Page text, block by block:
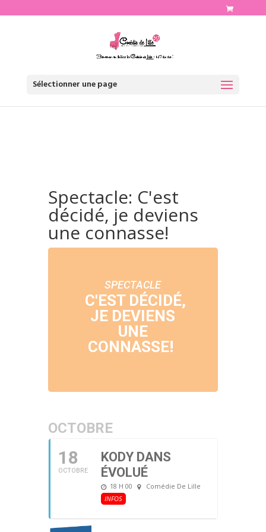
Sélectionner une page
Spectacle: C'est
décidé, je deviens
une connasse!
SPECTACLE
C'EST DÉCIDÉ,
JE DEVIENS
UNE
CONNASSE!
OCTOBRE
18
OCTOBRE
KODY DANS
ÉVOLUÉ
18 H 00
Comédie De Lille
INFOS